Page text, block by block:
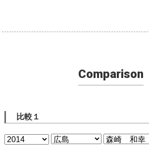
Comparison
比較１